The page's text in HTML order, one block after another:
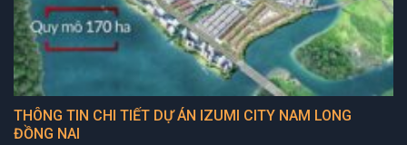
THÔNG TIN CHI TIẾT DỰ ÁN IZUMI CITY NAM LONG
ĐỒNG NAI